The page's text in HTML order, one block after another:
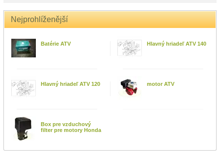
Nejprohlíženější
Batérie ATV Hlavný hriadeľ ATV 140
Hlavný hriadeľ ATV 120 motor ATV
Box pre vzduchový
filter pre motory Honda